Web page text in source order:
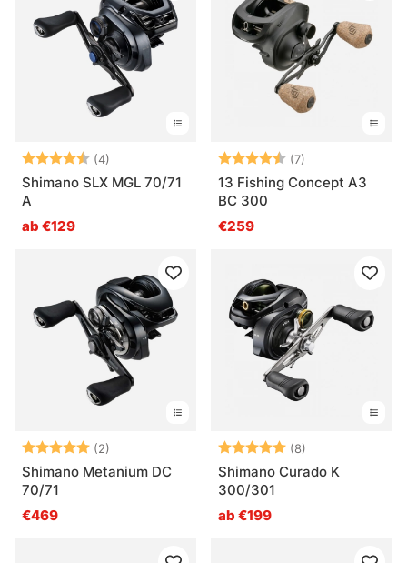
Bewertung:(4)
4.5 von 5 Sternen
Shimano SLX MGL 70/71
A
ab €129
Bewertung:(7)
13 Fishing Concept A3
BC 300
€259
Bewertung:(2)
5.0 von 5 Sternen
Shimano Metanium DC
70/71
€469
Bewertung:(8)
Shimano Curado K
300/301
ab €199